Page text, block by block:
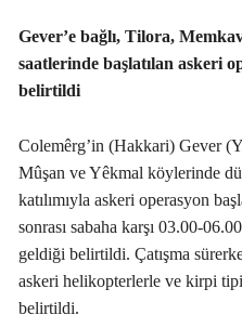
Gever’e bağlı, Tilora,
saatlerinde başlatılan askeri
belirtildi
Colemêrg’in (Hakkari) Gever
Mûşan ve Yêkmal köylerinde
katılımıyla askeri operasyon
sonrası sabaha karşı 03.00-
geldiği belirtildi. Çatışma
askeri helikopterlerle ve kirpi
belirtildi.